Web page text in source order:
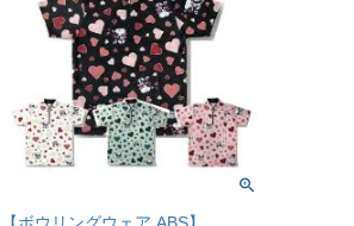
【ボウリングウェア ABS】